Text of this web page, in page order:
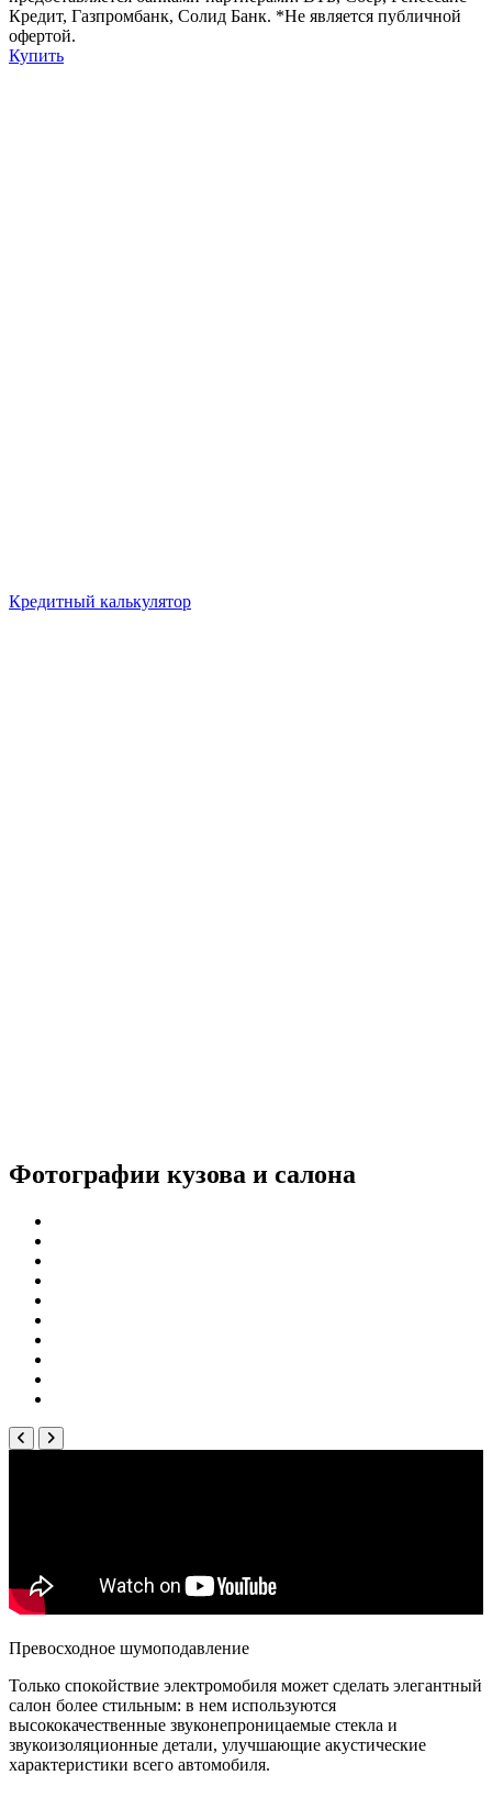
Кредит, Газпромбанк, Солид Банк. *Не является публичной
офертой.
Купить
Кредитный калькулятор
Фотографии кузова и салона
Превосходное шумоподавление
Только спокойствие электромобиля может сделать элегантный
салон более стильным: в нем используются
высококачественные звуконепроницаемые стекла и
звукоизоляционные детали, улучшающие акустические
характеристики всего автомобиля.